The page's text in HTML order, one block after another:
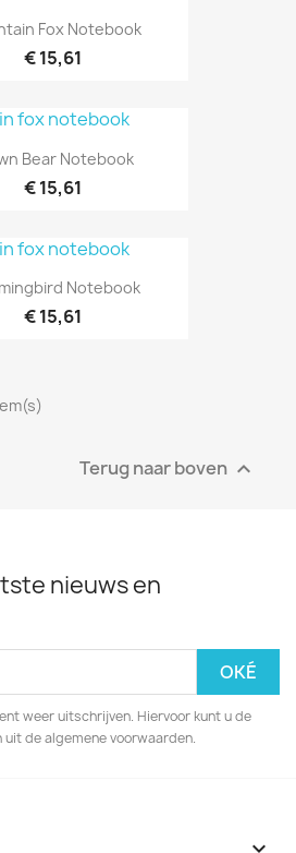
Fox Notebook
€ 15,61
Bear Notebook
€ 15,61
Notebook
€ 15,61
Terug naar boven 
nieuws en
weer uitschrijven. Hiervoor kunt u de
de algemene voorwaarden.